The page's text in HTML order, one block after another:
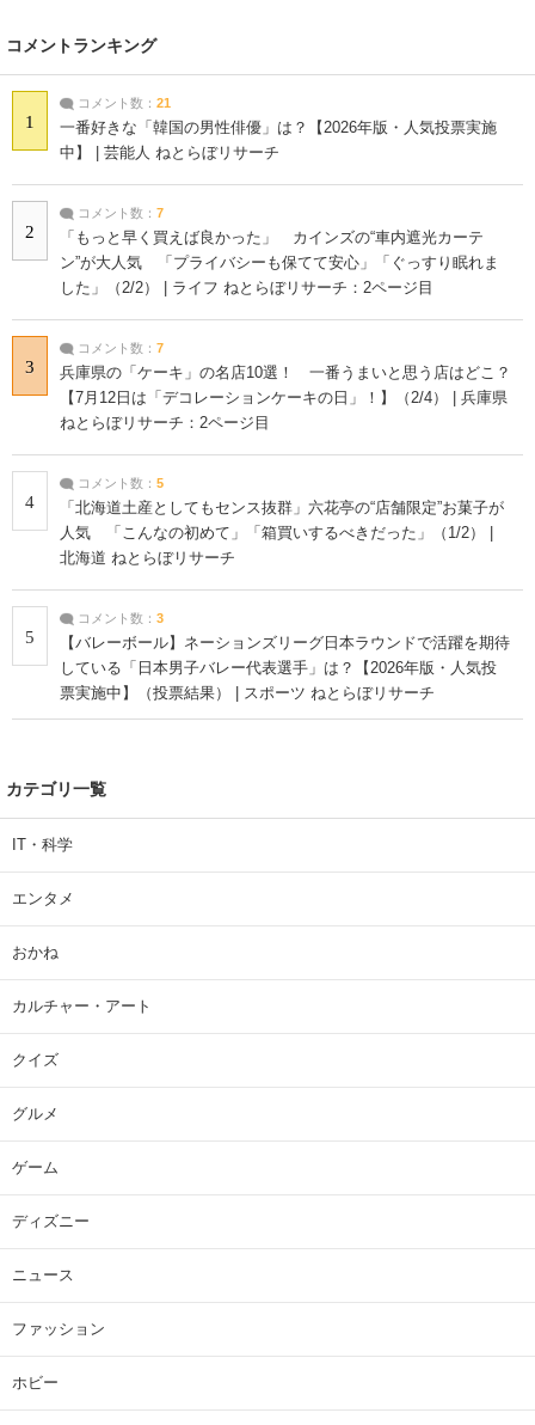
コメントランキング
1
コメント数： 21
一番好きな「韓国の男性俳優」は？【2026年版・人気投票実施
中】 | 芸能人 ねとらぼリサーチ
2
コメント数： 7
「もっと早く買えば良かった」 カインズの“車内遮光カーテ
ン”が大人気 「プライバシーも保てて安心」「ぐっすり眠れま
した」（2/2） | ライフ ねとらぼリサーチ：2ページ目
3
コメント数： 7
兵庫県の「ケーキ」の名店10選！ 一番うまいと思う店はどこ？
【7月12日は「デコレーションケーキの日」！】（2/4） | 兵庫県
ねとらぼリサーチ：2ページ目
4
コメント数： 5
「北海道土産としてもセンス抜群」六花亭の“店舗限定”お菓子が
人気 「こんなの初めて」「箱買いするべきだった」（1/2） |
北海道 ねとらぼリサーチ
5
コメント数： 3
【バレーボール】ネーションズリーグ日本ラウンドで活躍を期待
している「日本男子バレー代表選手」は？【2026年版・人気投
票実施中】（投票結果） | スポーツ ねとらぼリサーチ
カテゴリ一覧
IT・科学
エンタメ
おかね
カルチャー・アート
クイズ
グルメ
ゲーム
ディズニー
ニュース
ファッション
ホビー